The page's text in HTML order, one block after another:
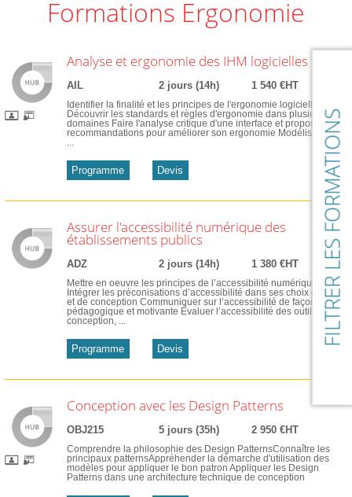
Formations Ergonomie
FILTRER LES FORMATIONS
Analyse et ergonomie des IHM logicielles
AIL 2 jours (14h) 1 540 €HT
Identifier la finalité et les principes de l'ergonomie logicielle
Découvrir les standards et règles d'ergonomie dans plusieurs
domaines Faire l'analyse critique d'une interface et proposer des
recommandations pour améliorer son ergonomie Modéliser les
Programme Devis
Assurer l'accessibilité numérique des
établissements publics
ADZ 2 jours (14h) 1 380 €HT
Mettre en oeuvre les principes de l’accessibilité numérique
Intégrer les préconisations d’accessibilité dans ses choix d’achat
et de conception Communiquer sur l’accessibilité de façon
pédagogique et motivante Évaluer l’accessibilité des outils de
conception, ...
Programme Devis
Conception avec les Design Patterns
OBJ215 5 jours (35h) 2 950 €HT
Comprendre la philosophie des Design PatternsConnaître les
principaux patternsAppréhender la démarche d'utilisation des
modèles pour appliquer le bon patron Appliquer les Design
Patterns dans une architecture technique de conception